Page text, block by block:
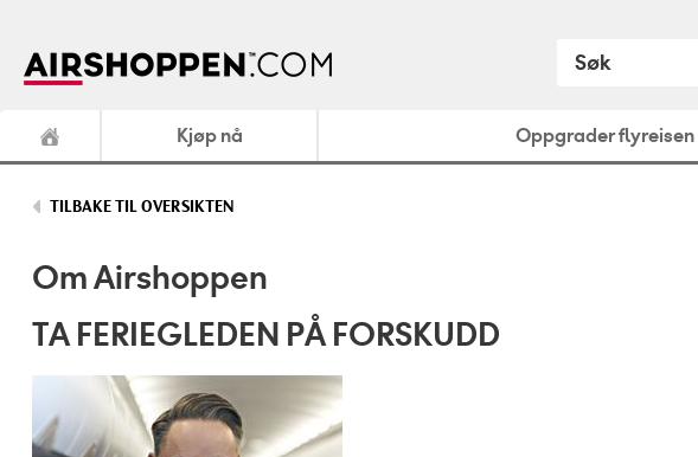
Kjøp nå Oppgrader flyreisen
TILBAKE TIL OVERSIKTEN
Om Airshoppen
TA FERIEGLEDEN PÅ FORSKUDD